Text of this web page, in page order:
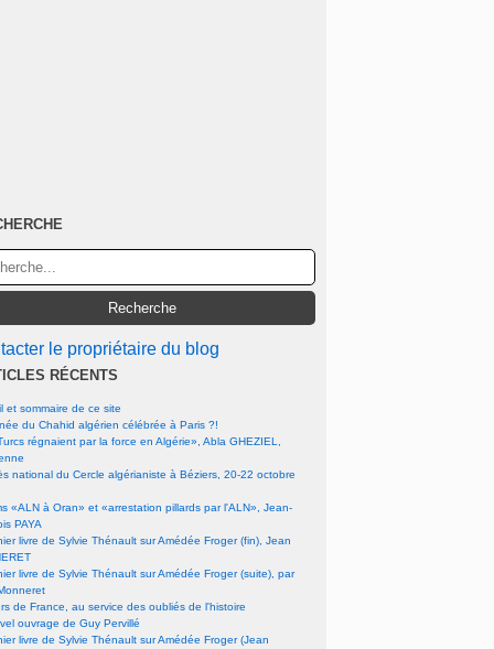
le propriétaire du blog
RÉCENTS
et sommaire de ce site
du Chahid algérien célébrée à Paris ?!
régnaient par la force en Algérie», Abla GHEZIEL,
national du Cercle algérianiste à Béziers, 20-22 octobre
«ALN à Oran» et «arrestation pillards par l'ALN», Jean-
PAYA
livre de Sylvie Thénault sur Amédée Froger (fin), Jean
livre de Sylvie Thénault sur Amédée Froger (suite), par
de France, au service des oubliés de l'histoire
ouvrage de Guy Pervillé
livre de Sylvie Thénault sur Amédée Froger (Jean